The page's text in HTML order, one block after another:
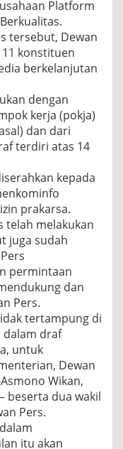
Platform
tersebut, Dewan
konstituen
berkelanjutan
dengan
kerja (pokja)
dan dari
terdiri atas 14
kepada
prakarsa.
telah melakukan
juga sudah
permintaan
dan
Pers.
tertampung di
dalam draf
untuk
Dewan
Wikan,
beserta dua wakil
Pers.
itu akan